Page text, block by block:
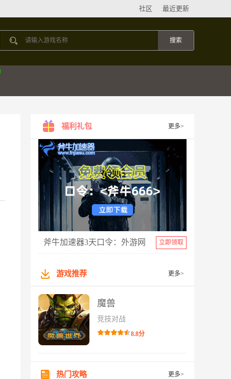
最近更新
社区
福利礼包 更多>
斧牛加速器3天口令：外游网 立即领取
游戏推荐 更多>
魔兽
竞技对战
8.8分
热门攻略 更多>